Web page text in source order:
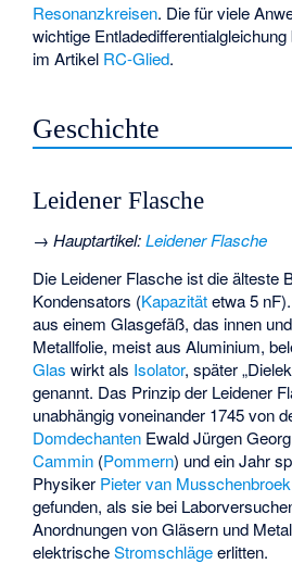
Resonanzkreisen. Die für viele
wichtige
im Artikel RC-Glied.
Geschichte
Leidener Flasche
→Hauptartikel:Leidener Flasche
Die Leidener Flasche ist die älteste
Kondensators (Kapazitätetwa 5
aus einem Glasgefäß, das innen
Metallfolie, meist aus Aluminium,
Glas wirkt als Isolator, später
genannt. Das Prinzip der Leidener
unabhängig voneinander 1745 von
Domdechanten Ewald Jürgen
Cammin (Pommern) und ein Jahr
Physiker Pieter van Musschenbroek
gefunden, als sie bei
Anordnungen von Gläsern und
elektrischeStromschlägeerlitten.